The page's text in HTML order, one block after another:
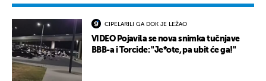
CIPELARILI GA DOK JE LEŽAO
VIDEO Pojavila se nova snimka tučnjave
BBB-a i Torcide: "Je*ote, pa ubit će ga!"